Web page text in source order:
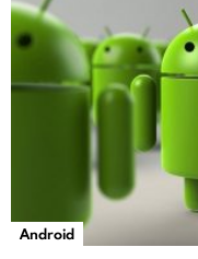
Android